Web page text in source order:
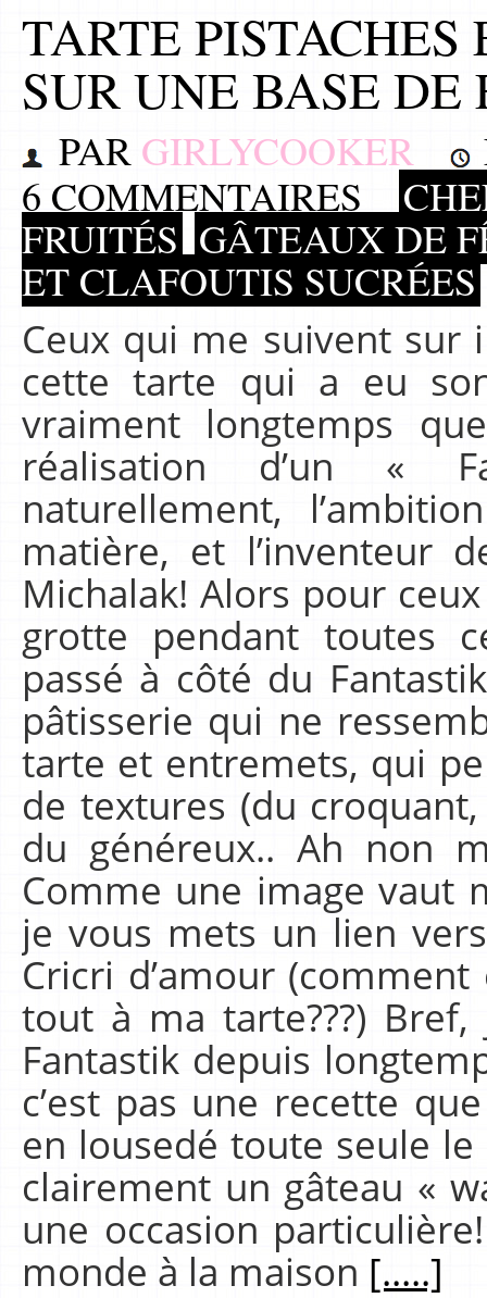
TARTE
SUR UNE BASE
PAR GIRLYCOOKER
6 COMMENTAIRES
FRUITÉS GÂTEAUX DE
ET CLAFOUTIS SUCRÉES
Ceux qui me suivent sur
cette tarte qui a eu
vraiment longtemps
réalisation d’un «
naturellement,
matière, et l’inventeur
Michalak! Alors pour
grotte pendant toutes
passé à côté du
pâtisserie qui ne
tarte et entremets, qui
de textures (du
du généreux.. Ah non
Comme une image vaut
je vous mets un lien
Cricri d’amour
tout à ma tarte???)
Fantastik depuis
c’est pas une recette
en lousedé toute seule le
clairement un gâteau «
une occasion
monde à la maison [.....]